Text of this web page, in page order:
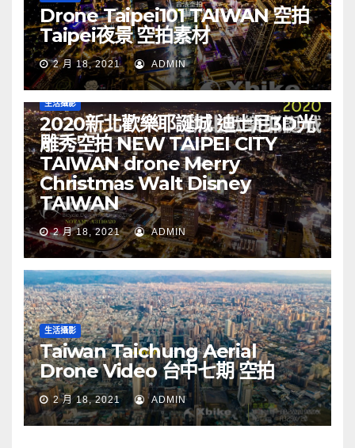
Drone Taipei101 TAIWAN 空拍
Taipei夜景 空拍素材
2 月 18, 2021 ADMIN
生活攝影
2020新北歡樂耶誕城 迪士尼3D光
雕秀空拍 NEW TAIPEI CITY
TAIWAN drone Merry
Christmas Walt Disney
TAIWAN
2 月 18, 2021 ADMIN
生活攝影
Taiwan Taichung Aerial
Drone Video 台中七期 空拍
2 月 18, 2021 ADMIN